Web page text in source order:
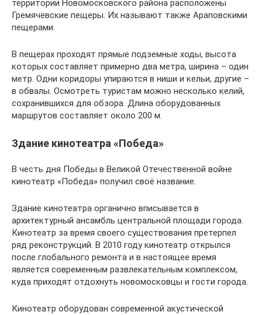
территории Новомосковского района расположены
Гремячевские пещеры. Их называют также Араповскими
пещерами.
В пещерах проходят прямые подземные ходы, высота
которых составляет примерно два метра, ширина – один
метр. Одни коридоры упираются в ниши и кельи, другие –
в обвалы. Осмотреть туристам можно несколько келий,
сохранившихся для обзора. Длина оборудованных
маршрутов составляет около 200 м.
Здание кинотеатра «Победа»
В честь дня Победы в Великой Отечественной войне
кинотеатр «Победа» получил своё название.
Здание кинотеатра органично вписывается в
архитектурный ансамбль центральной площади города.
Кинотеатр за время своего существования претерпел
ряд реконструкций. В 2010 году кинотеатр открылся
после глобального ремонта и в настоящее время
является современным развлекательным комплексом,
куда приходят отдохнуть новомосковцы и гости города.
Кинотеатр оборудован современной акустической